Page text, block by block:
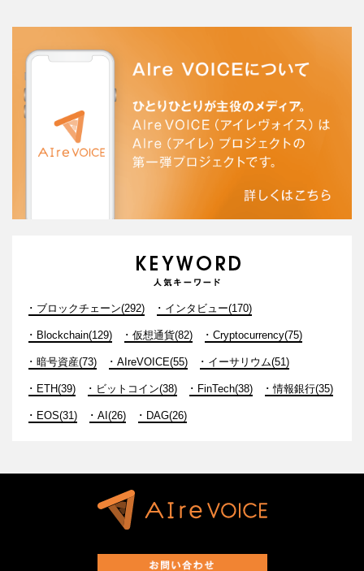
ブロックチェーン(292) インタビュー(170)
Blockchain(129) 仮想通貨(82) Cryptocurrency(75)
暗号資産(73) AIreVOICE(55) イーサリウム(51)
ETH(39) ビットコイン(38) FinTech(38) 情報銀行(35)
EOS(31) AI(26) DAG(26)